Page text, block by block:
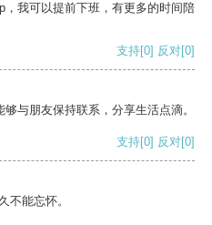
我可以提前下班，有更多的时间陪
支持[0] 反对[0]
与朋友保持联系，分享生活点滴。
支持[0] 反对[0]
不能忘怀。